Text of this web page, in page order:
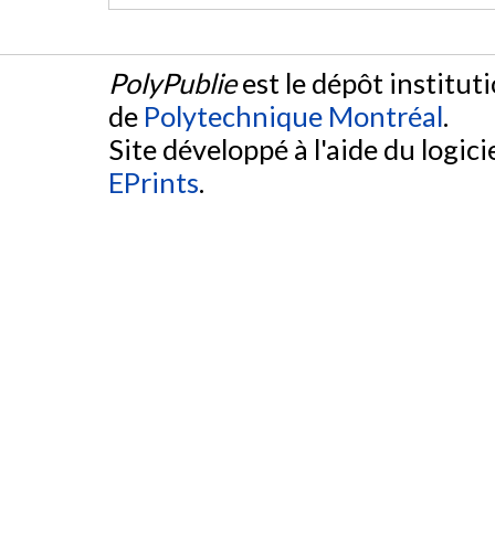
PolyPublieest le dépôt
de Polytechnique Montréal.
Site développé à l'aide du
EPrints.